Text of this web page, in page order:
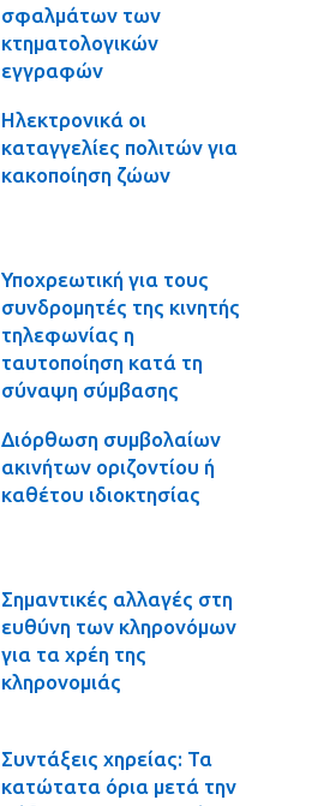
σφαλμάτων των
κτηματολογικών
εγγραφών
Ηλεκτρονικά οι
καταγγελίες πολιτών για
κακοποίηση ζώων
Υποχρεωτική για τους
συνδρομητές της κινητής
τηλεφωνίας η
ταυτοποίηση κατά τη
σύναψη σύμβασης
Διόρθωση συμβολαίων
ακινήτων οριζοντίου ή
καθέτου ιδιοκτησίας
Σημαντικές αλλαγές στη
ευθύνη των κληρονόμων
για τα χρέη της
κληρονομιάς
Συντάξεις χηρείας: Τα
κατώτατα όρια μετά την